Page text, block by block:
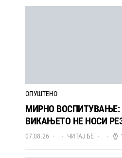
ОПУШТЕНО
МИРНО
ВИКАЊЕТО НЕ НОСИ
07.08.26 ЧИТАЈ БЕ